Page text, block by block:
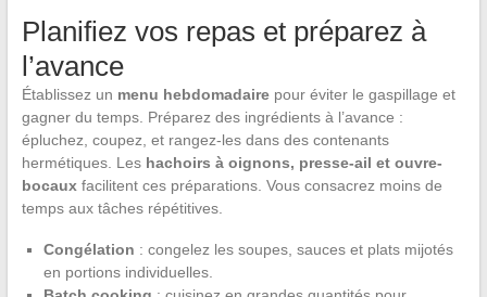
Planifiez vos repas et préparez à
l’avance
Établissez un menu hebdomadairepour éviter le gaspillage et
gagner du temps. Préparez des ingrédients à l’avance :
épluchez, coupez, et rangez-les dans des contenants
hermétiques. Les hachoirs à oignons, presse-ail et ouvre-
bocauxfacilitent ces préparations. Vous consacrez moins de
temps aux tâches répétitives.
Congélation : congelez les soupes, sauces et plats mijotés
en portions individuelles.